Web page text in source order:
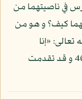
في ناصيتهما من
كيف؟ و هو من
«إنا
أخلصناهم بخالصة ذكرى الدار»: ص: 46 و قد تقدمت